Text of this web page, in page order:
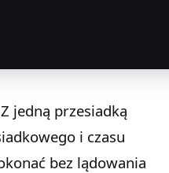
jedną przesiadką
i czasu
bez lądowania